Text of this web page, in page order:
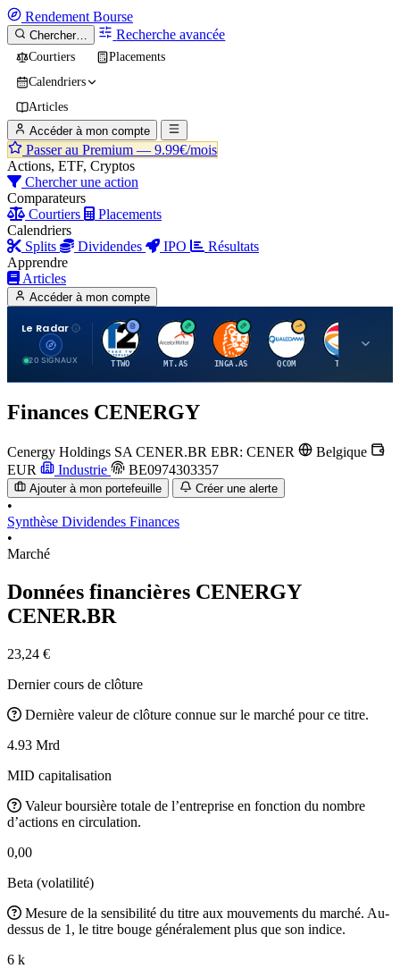
Rendement Bourse
Chercher… Recherche avancée
Courtiers
Placements
Calendriers
Articles
Accéder à mon compte
Passer au Premium — 9.99€/mois
Actions, ETF, Cryptos
Chercher une action
Comparateurs
Courtiers
Placements
Calendriers
Splits
Dividendes IPO
Résultats
Apprendre
Articles
Accéder à mon compte
Le Radar
20 SIGNAUX
T
TTWO
A
MT.AS
I
INGA.AS
Q
QCOM
T
TTE
Finances CENERGY
Cenergy Holdings SA CENER.BR EBR: CENER
Belgique
EUR
Industrie BE0974303357
Ajouter à mon portefeuille Créer une alerte
•
Synthèse Dividendes Finances
•
Marché
Données financières CENERGY
CENER.BR
23,24 €
Dernier cours de clôture
Dernière valeur de clôture connue sur le marché pour ce titre.
4.93 Mrd
MID capitalisation
Valeur boursière totale de l’entreprise en fonction du nombre
d’actions en circulation.
0,00
Beta (volatilité)
Mesure de la sensibilité du titre aux mouvements du marché. Au-
dessus de 1, le titre bouge généralement plus que son indice.
6 k